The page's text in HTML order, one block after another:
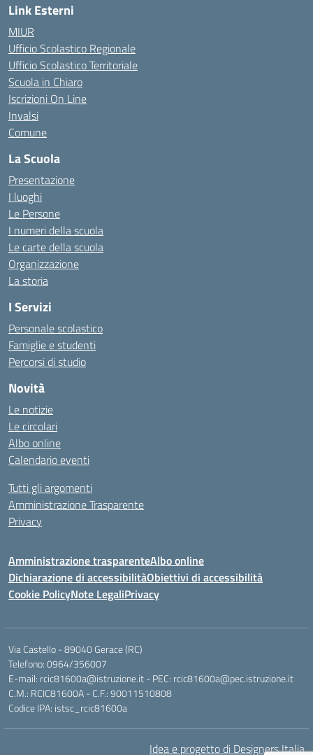
Link Esterni
MIUR
Ufficio Scolastico Regionale
Ufficio Scolastico Territoriale
Scuola in Chiaro
Iscrizioni On Line
Invalsi
Comune
La Scuola
Presentazione
I luoghi
Le Persone
I numeri della scuola
Le carte della scuola
Organizzazione
La storia
I Servizi
Personale scolastico
Famiglie e studenti
Percorsi di studio
Novità
Le notizie
Le circolari
Albo online
Calendario eventi
Tutti gli argomenti
Amministrazione Trasparente
Privacy
Amministrazione trasparenteAlbo online
Dichiarazione di accessibilitàObiettivi di accessibilità
Cookie PolicyNote LegaliPrivacy
Via Castello - 89040 Gerace (RC)
Telefono: 0964/356007
E-mail: rcic81600a@istruzione.it - PEC: rcic81600a@pec.istruzione.it
C.M.: RCIC81600A - C.F.: 90011510808
Codice IPA: istsc_rcic81600a
Idea e progetto di Designers Italia